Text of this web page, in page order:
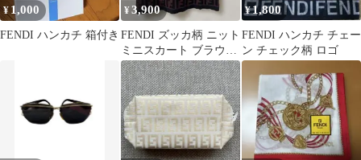
¥ 1,000
FENDI ハンカチ 箱付き
¥3,900
FENDI ズッカ柄 ニット
ミニスカート ブラウ
ン S相当
¥1,800
FENDI ハンカチ チェー
ン チェック柄 ロゴ